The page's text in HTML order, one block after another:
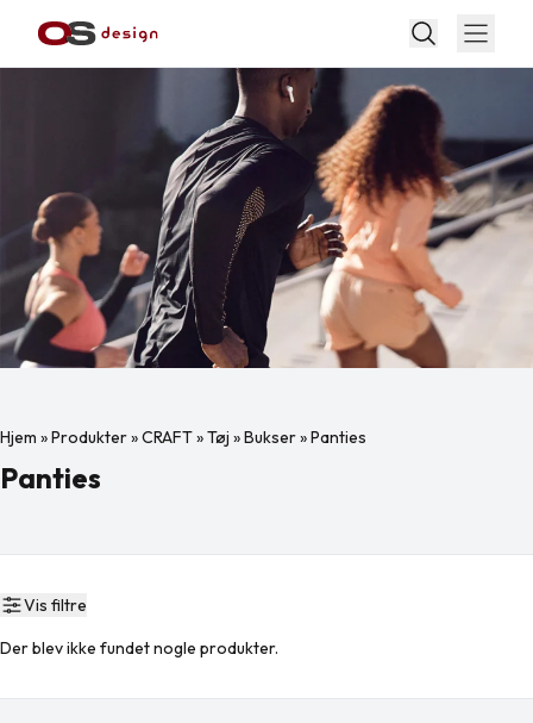
Hjem »Produkter»CRAFT»Tøj »Bukser»Panties
Panties
Vis filtre
Der blev ikke fundet nogle produkter.